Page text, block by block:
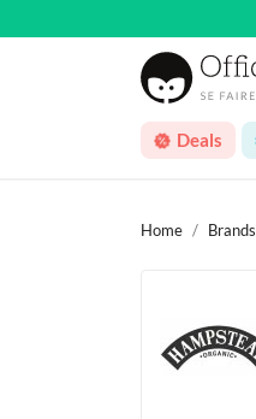
Deals
Home Brands